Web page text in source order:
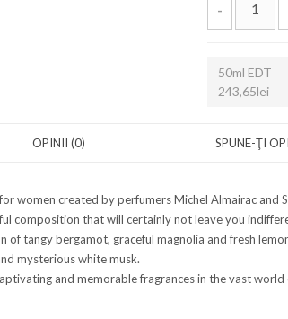
-
50ml EDT
243,65lei
OPINII (0) SPUNE-ŢI
women created by perfumers Michel Almairac
composition that will certainly not leave you
tangy bergamot, graceful magnolia and fresh
mysterious white musk.
and memorable fragrances in the vast